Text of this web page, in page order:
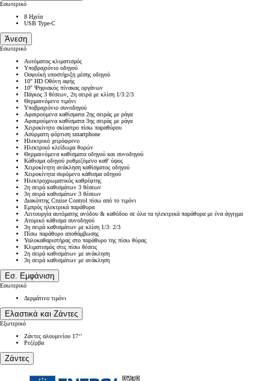
Εσωτερικό
8 Ηχεία
USB Type-C
Άνεση
Εσωτερικό
Αυτόματος κλιματισμός
Υποβραχιόνιο οδηγού
Οσφυϊκή υποστήριξη μέσης οδηγού
10'' HD Οθόνη αφής
10'' Ψηφιακός πίνακας οργάνων
Πάγκος 3 θέσεων, 2η σειρά με κλίση 1/3:2/3
Θερμαινόμενο τιμόνι
Υποβραχιόνιο συνοδηγού
Αφαιρούμενα καθίσματα 2ης σειράς με ράγα
Αφαιρούμενα καθίσματα 3ης σειράς με ράγα
Χειροκίνητο σκίαστρο πίσω παραθύρου
Ασύρματη φόρτιση smartphone
Ηλεκτρικό χειρόφρενο
Ηλεκτρικό κλείδωμα θυρών
Θερμαινόμενα καθίσματα οδηγού και συνοδηγού
Κάθισμα οδηγού ρυθμιζόμενο καθ' ύψος
Χειροκίνητη ανάκληση καθίσματος οδηγού
Χειροκίνητα συρόμενο κάθισμα οδηγού
Ηλεκτροχρωματικός καθρέφτης
2η σειρά καθισμάτων 3 θέσεων
3η σειρά καθισμάτων 3 θέσεων
Διακόπτης Cruise Control πίσω από το τιμόνι
Εμπρός ηλεκτρικά παράθυρα
Λειτουργία αυτόματης ανόδου & καθόδου σε όλα τα ηλεκτρικά παράθυρα με ένα άγγιγμα
Ατομικό κάθισμα συνοδηγού
3η σειρά καθισμάτων με κλίση 1/3: 2/3
Πίσω παράθυρο αποθάμβωσης
Υαλοκαθαριστήρας στο παράθυρο της πίσω θύρας
Κλιματισμός στις πίσω θέσεις
2η σειρά καθισμάτων με ανάκληση
3η σειρά καθισμάτων με ανάκληση
Εσ. Εμφάνιση
Εσωτερικό
Δερμάτινο τιμόνι
Ελαστικά και Ζάντες
Εξωτερικό
Ζάντες αλουμινίου 17‘’
Ρεζέρβα
Ζάντες